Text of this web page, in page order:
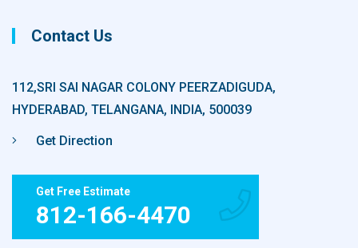
Contact Us
112,SRI SAI NAGAR COLONY PEERZADIGUDA,
HYDERABAD, TELANGANA, INDIA, 500039
Get Direction
Get Free Estimate
812-166-4470